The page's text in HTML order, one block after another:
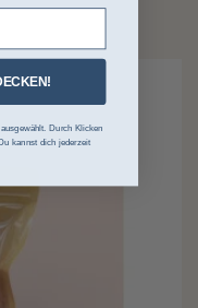
Durch Klicken
kannst dich jederzeit